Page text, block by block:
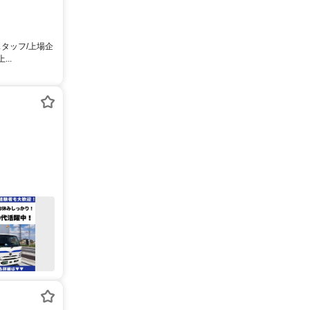
ッフ/上場企
...